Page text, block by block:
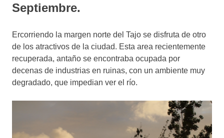
Septiembre.
Ercorriendo la margen norte del Tajo se disfruta de otro
de los atractivos de la ciudad. Esta area recientemente
recuperada, antaño se encontraba ocupada por
decenas de industrias en ruinas, con un ambiente muy
degradado, que impedian ver el río.